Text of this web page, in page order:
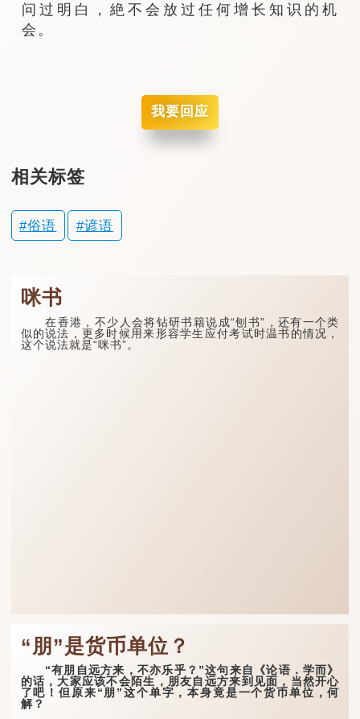
问过明白，絶不会放过任何增长知识的机
会。
我要回应
相关标签
俗语 谚语
咪书
在香港，不少人会将钻研书籍说成“刨书”，还有一个类
似的说法，更多时候用来形容学生应付考试时温书的情况，
这个说法就是“咪书”。
“朋”是货币单位？
“有朋自远方来，不亦乐乎？”这句来自《论语．学而》
的话，大家应该不会陌生，朋友自远方来到见面，当然开心
了吧！但原来“朋”这个单字，本身竟是一个货币单位，何
解？